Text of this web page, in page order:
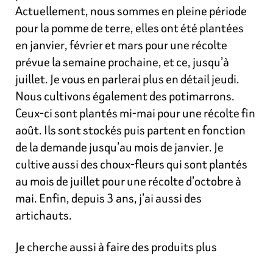
Actuellement, nous sommes en pleine période
pour la pomme de terre, elles ont été plantées
en janvier, février et mars pour une récolte
prévue la semaine prochaine, et ce, jusqu’à
juillet. Je vous en parlerai plus en détail jeudi.
Nous cultivons également des potimarrons.
Ceux-ci sont plantés mi-mai pour une récolte fin
août. Ils sont stockés puis partent en fonction
de la demande jusqu’au mois dejanvier. Je
cultive aussi des choux-fleurs qui sont plantés
au mois de juillet pour une récolte d’octobre à
mai. Enfin, depuis 3 ans, j’ai aussi des
artichauts.
Je cherche aussi à faire des produits plus